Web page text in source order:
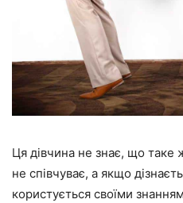
Ця дівчина не знає, що таке
не співчуває, а якщо
користується своїми